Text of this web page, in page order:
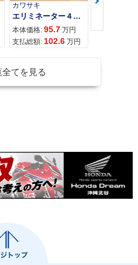
カワサキ
エリミネーター４００ＳＥ
本体価格: 95.7 万円
支払総額: 102.6 万円
カワサキ
本体価格:
てを見る